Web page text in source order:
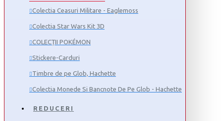
Colectia Ceasuri Militare - Eaglemoss
Colectia Star Wars Kit 3D
COLECȚII POKÉMON
Stickere-Carduri
Timbre de pe Glob, Hachette
Colectia Monede Si Bancnote De Pe Glob - Hachette
REDUCERI